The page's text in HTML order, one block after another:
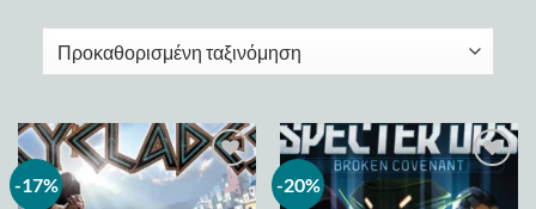
-17%
Add to
wishlist
-20%
wishlist